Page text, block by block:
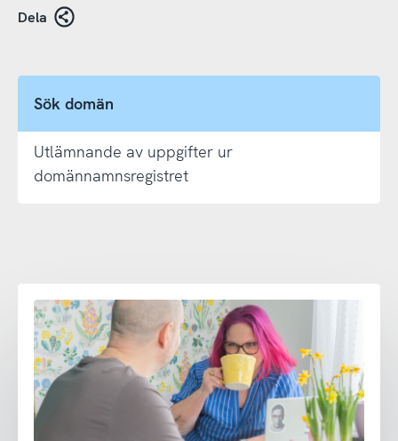
Dela
Sök domän
Utlämnande av uppgifter ur
domännamnsregistret